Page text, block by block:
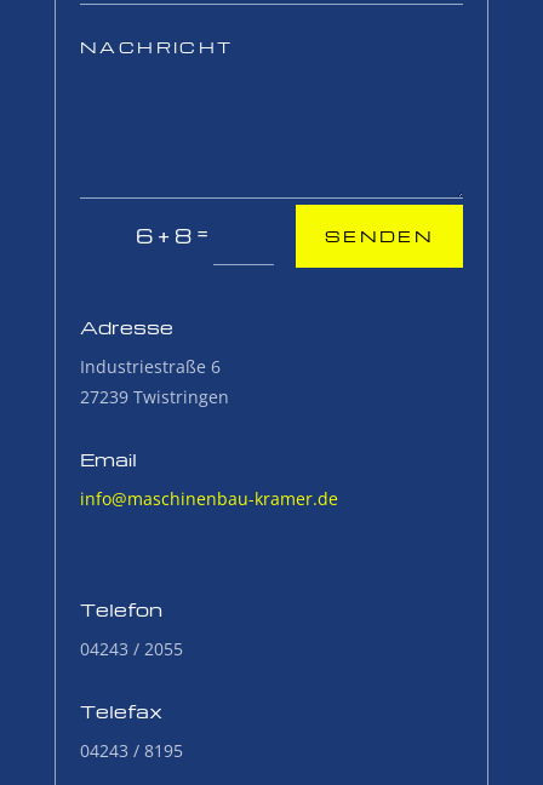
6 + 8= SENDEN
Adresse
Industriestraße 6
27239 Twistringen
Email
info@maschinenbau-kramer.de
Telefon
04243 / 2055
Telefax
04243 / 8195